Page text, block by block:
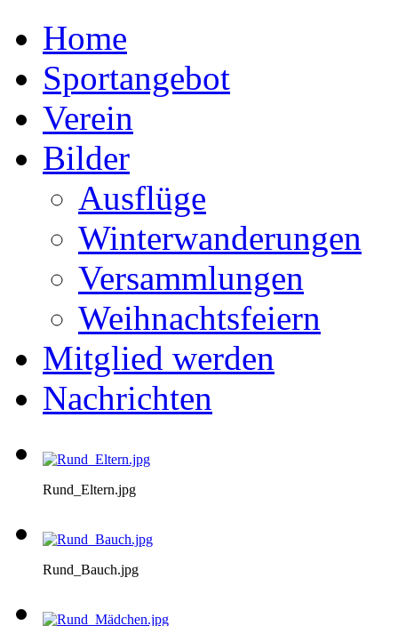
Home
Sportangebot
Verein
Bilder
Ausflüge
Winterwanderungen
Versammlungen
Weihnachtsfeiern
Mitglied werden
Nachrichten
Rund_Eltern.jpg
Rund_Bauch.jpg